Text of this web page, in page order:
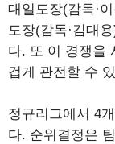
대일도장(감독·
도장(감독·김대
다. 또 이 경쟁을
겁게 관전할 수
정규리그에서 4
다. 순위결정은